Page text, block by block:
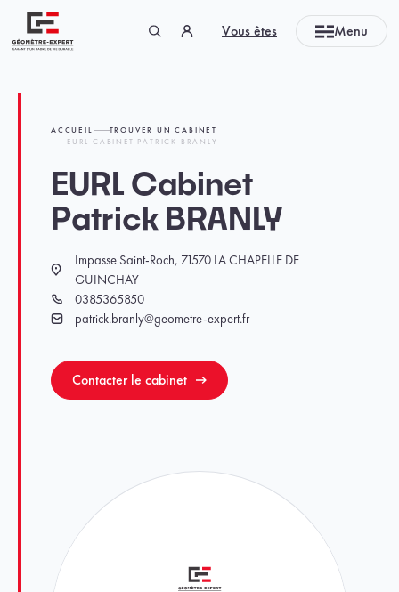
Vous êtes Menu
ACCUEIL
TROUVER UN CABINET
EURL CABINET PATRICK BRANLY
EURL Cabinet
Patrick BRANLY
Localisation
Impasse Saint-Roch, 71570 LA CHAPELLE DE
GUINCHAY
Téléphone0385365850
Emailpatrick.branly@geometre-expert.fr
Contacter le cabinet
Panneau de gestion des cookies